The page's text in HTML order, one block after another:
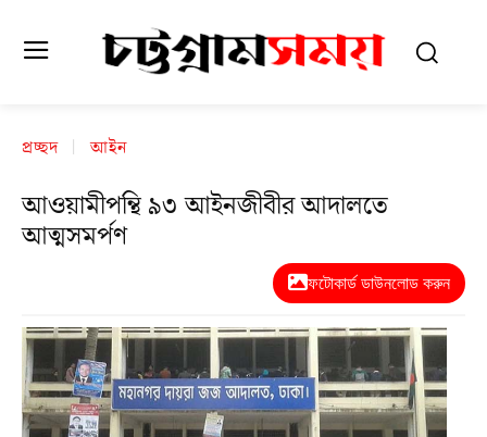
প্রচ্ছদ আইন
আওয়ামীপন্থি ৯৩ আইনজীবীর আদালতে
আত্মসমর্পণ
ফটোকার্ড ডাউনলোড করুন